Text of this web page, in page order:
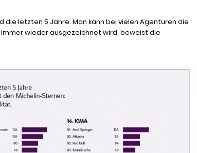
letzten 5 Jahre. Man kann bei vielen Agenturen die
wieder ausgezeichnet wird, beweist die